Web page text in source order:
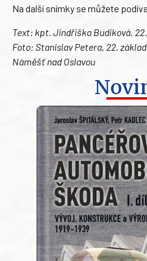
Na další snímky se můžete
Text: kpt. Jindřiška Budiková,
Foto: Stanislav Petera, 22.
Náměšť nad Oslavou